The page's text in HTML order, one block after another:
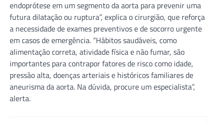
endoprótese em um segmento da aorta para prevenir uma
futura dilatação ou ruptura”, explica o cirurgião, que reforça
a necessidade de exames preventivos e de socorro urgente
em casos de emergência. “Hábitos saudáveis, como
alimentação correta, atividade física e não fumar, são
importantes para contrapor fatores de risco como idade,
pressão alta, doenças arteriais e históricos familiares de
aneurisma da aorta. Na dúvida, procure um especialista”,
alerta.